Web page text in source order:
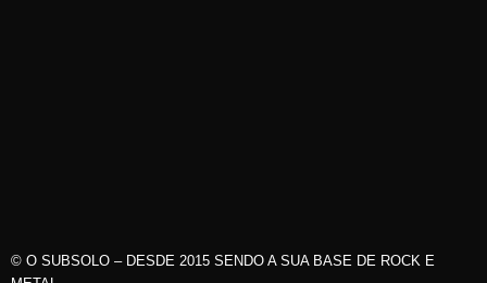
© O SUBSOLO – DESDE 2015 SENDO A SUA BASE DE ROCK E